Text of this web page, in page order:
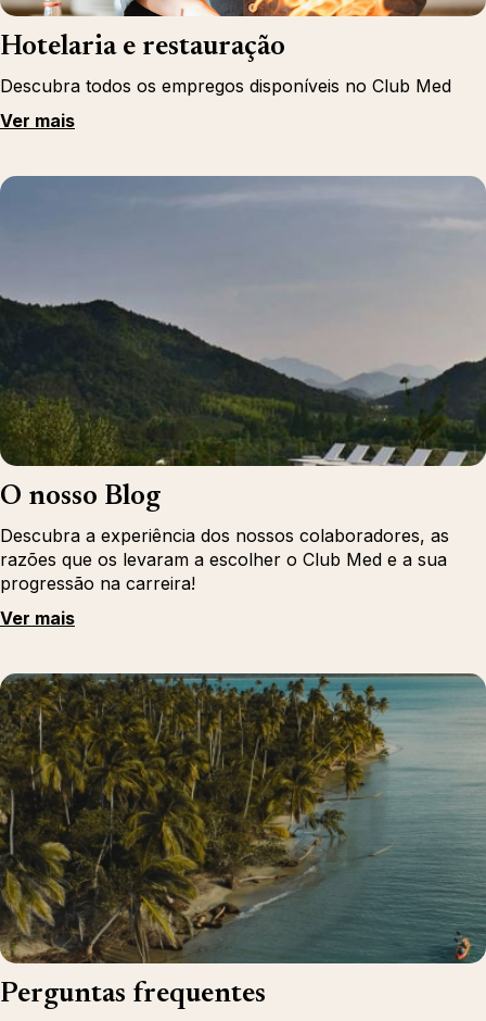
Hotelaria e restauração
Descubra todos os empregos disponíveis no Club Med
Ver mais
O nosso Blog
Descubra a experiência dos nossos colaboradores, as
razões que os levaram a escolher o Club Med e a sua
progressão na carreira!
Ver mais
Perguntas frequentes